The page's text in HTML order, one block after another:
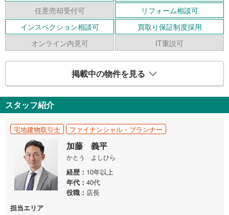
任意売却受付可
リフォーム相談可
インスペクション相談可
買取り保証制度採用
オンライン内見可
IT重説可
掲載中の物件を見る
スタッフ紹介
宅地建物取引士 ファイナンシャル・プランナー
加藤 義平
かとう よしひら
経歴
10年以上
年代
40代
役職
店長
担当エリア